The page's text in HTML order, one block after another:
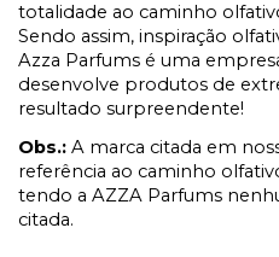
totalidade ao caminho
Sendo assim, inspiração
Azza Parfums é uma
desenvolve produtos de
resultado surpreendente!
Obs.: A marca citada em
referência ao caminho
tendo a AZZA Parfums
citada.